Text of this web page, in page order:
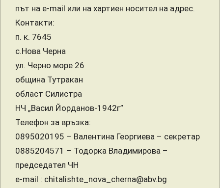
път на e-mail или на хартиен носител на адрес.
Контакти:
п. к. 7645
с.Нова Черна
ул. Черно море 26
община Тутракан
област Силистра
НЧ „Васил Йорданов-1942г”
Телефон за връзка:
0895020195 – Валентина Георгиева – секретар
0885204571 – Тодорка Владимирова –
председател ЧН
e-mail : chitalishte_nova_cherna@abv.bg